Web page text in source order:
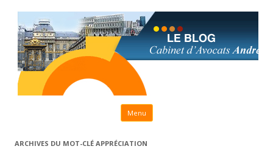
Menu Aller au contenu principal
ARCHIVES DU MOT-CLÉ APPRÉCIATION